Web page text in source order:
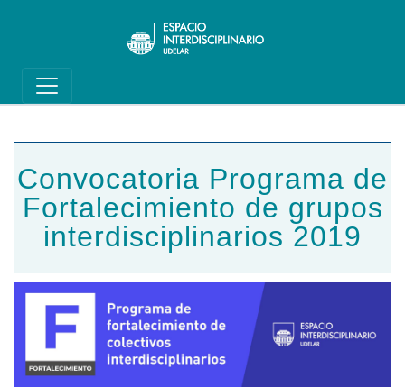
Main navigation
Convocatoria Programa de
Fortalecimiento de grupos
interdisciplinarios 2019